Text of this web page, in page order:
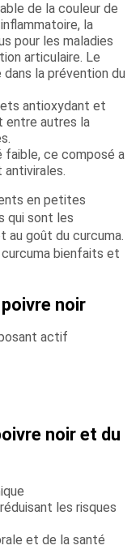
de la couleur de
la
pour les maladies
articulaire. Le
la prévention du
antioxydant et
entre autres la
faible, ce composé a
en petites
qui sont les
au goût du curcuma.
bienfaits et
noir
actif
noir et du
les risques
et de la santé